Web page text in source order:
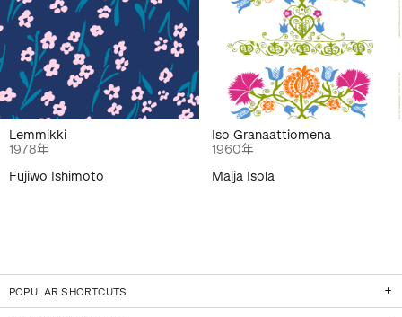
Lemmikki
1978年
Fujiwo Ishimoto
Iso Granaattiomena
1960年
Maija Isola
POPULAR SHORTCUTS